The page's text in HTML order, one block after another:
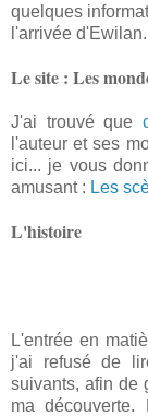
quelques
l'arrivée d'Ewilan.
Le site : Les
J'ai trouvé que
l'auteur et ses
ici... je vous
amusant : Les
L'histoire
L'entrée en
j'ai refusé de
suivants, afin de
ma